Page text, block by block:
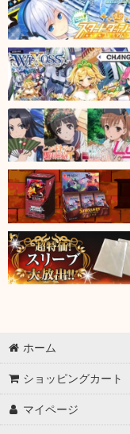
ホーム
ショッピングカート
マイページ